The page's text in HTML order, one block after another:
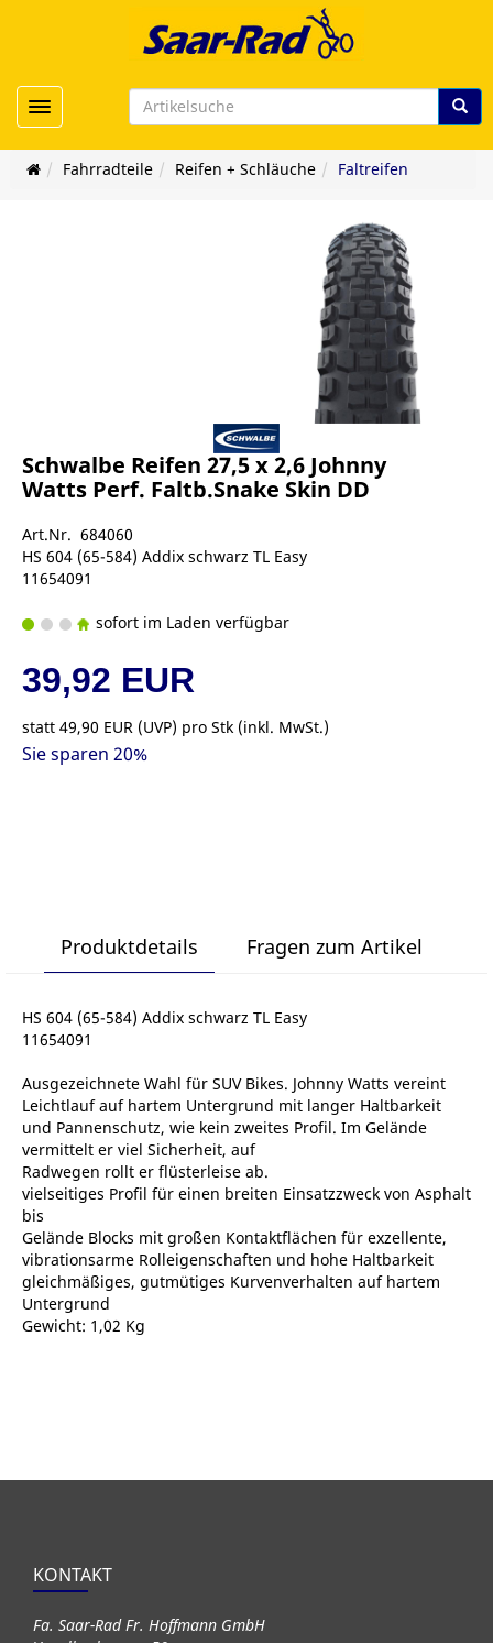
Toggle navigation
Fahrradteile Reifen + Schläuche Faltreifen
Schwalbe Reifen 27,5 x 2,6 Johnny
Watts Perf. Faltb.Snake Skin DD
Art.Nr. 684060
HS 604 (65-584) Addix schwarz TL Easy
11654091
sofort im Laden verfügbar
39,92 EUR
statt 49,90 EUR (UVP) pro Stk (inkl. MwSt.)
Sie sparen 20%
Produktdetails Fragen zum Artikel
HS 604 (65-584) Addix schwarz TL Easy
11654091
Ausgezeichnete Wahl für SUV Bikes. Johnny Watts vereint
Leichtlauf auf hartem Untergrund mit langer Haltbarkeit
und Pannenschutz, wie kein zweites Profil. Im Gelände
vermittelt er viel Sicherheit, auf
Radwegen rollt er flüsterleise ab.
vielseitiges Profil für einen breiten Einsatzzweck von Asphalt
bis
Gelände Blocks mit großen Kontaktflächen für exzellente,
vibrationsarme Rolleigenschaften und hohe Haltbarkeit
gleichmäßiges, gutmütiges Kurvenverhalten auf hartem
Untergrund
Gewicht: 1,02 Kg
KONTAKT
Fa. Saar-Rad Fr. Hoffmann GmbH